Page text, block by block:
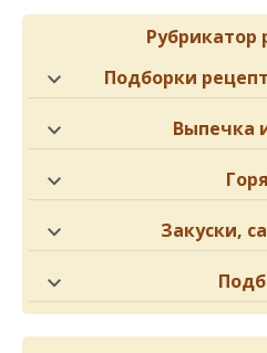
Рубрикатор
Подборки
Выпечка
Закуски,